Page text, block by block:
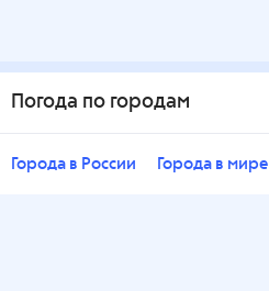
Погода по городам
Города в России Города в мире